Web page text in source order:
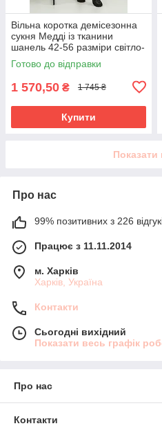
Вільна коротка демісезонна
сукня Медді із тканини
шанель 42-56 разміри світло-
сіра
Готово до відправки
1 570,50 ₴ 1 745 ₴
Купити
Показати
Про нас
99% позитивних з 226
Працює з 11.11.2014
м. Харків
Харків, Україна
Контакти
Сьогодні вихідний
Показати весь графік
Про нас
Контакти